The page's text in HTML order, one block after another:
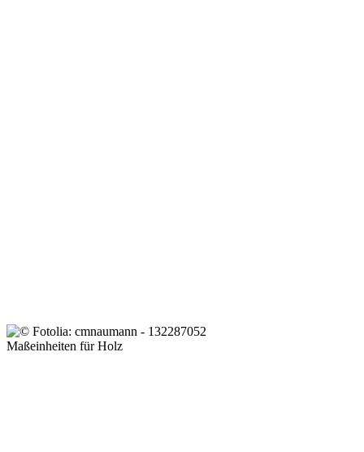
Maßeinheiten für Holz